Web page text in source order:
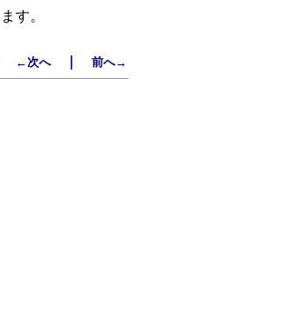
す。
←次へ｜ 前へ→